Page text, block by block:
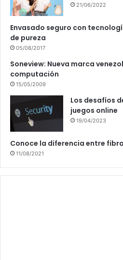
21/06/2022
Envasado seguro con
de pureza
05/08/2017
Soneview: Nueva marca
computación
15/05/2009
Los desafíos
juegos online
19/04/2023
Conoce la diferencia entre
11/08/2021